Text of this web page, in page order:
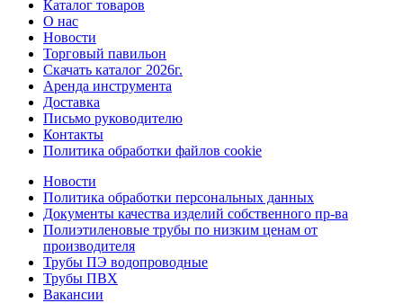
Каталог товаров
О нас
Новости
Торговый павильон
Скачать каталог 2026г.
Аренда инструмента
Доставка
Письмо руководителю
Контакты
Политика обработки файлов cookie
Новости
Политика обработки персональных данных
Документы качества изделий собственного пр-ва
Полиэтиленовые трубы по низким ценам от
производителя
Трубы ПЭ водопроводные
Трубы ПВХ
Вакансии